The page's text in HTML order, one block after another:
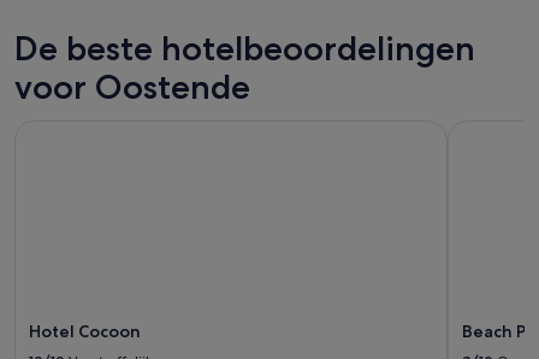
voor
volwassenen.
De beste hotelbeoordelingen
voor Oostende
Hotel Cocoon Beach